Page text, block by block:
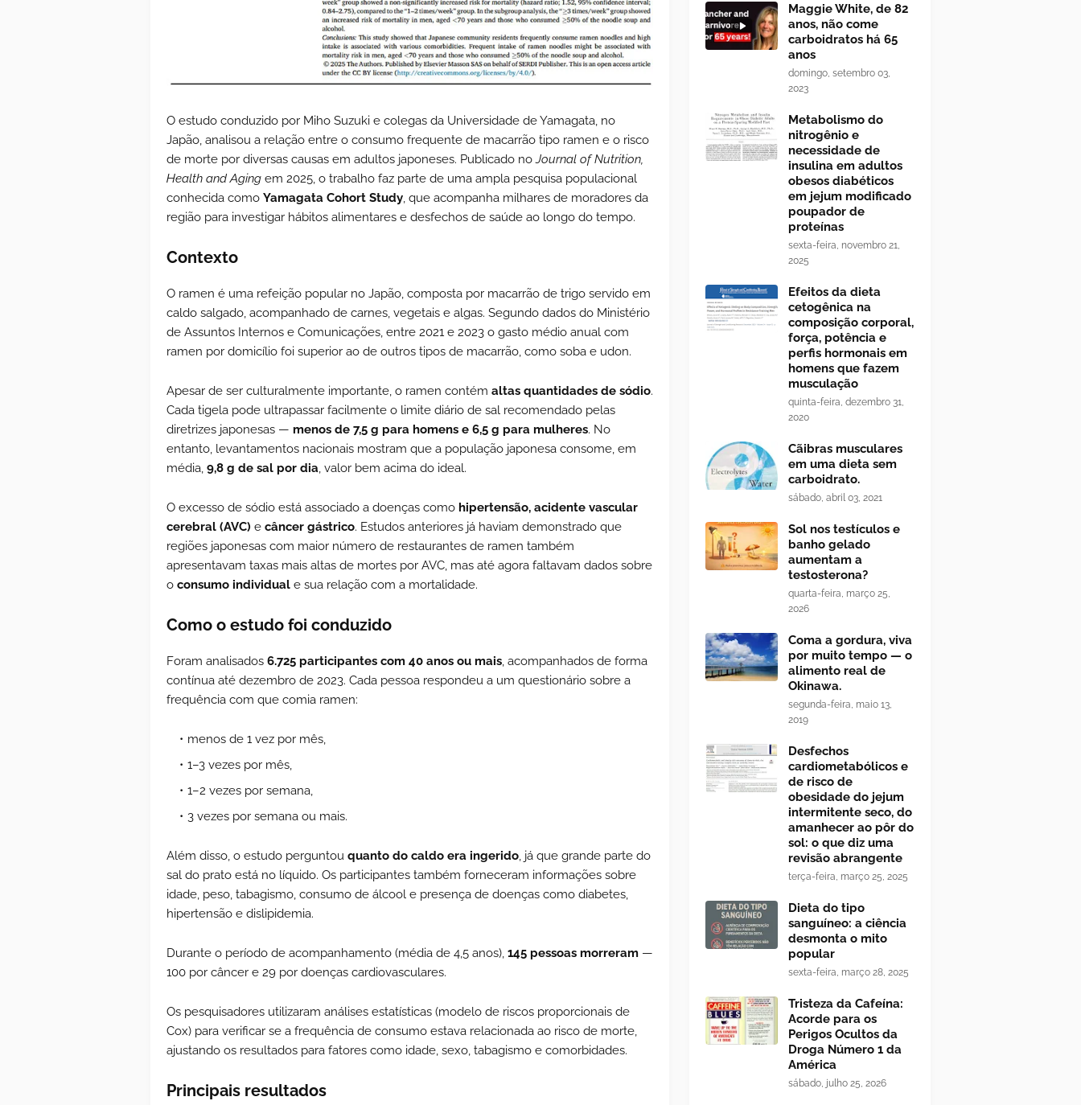
O estudo conduzido por Miho Suzuki e colegas da Universidade de Yamagata, no
Japão, analisou a relação entre o consumo frequente de macarrão tipo ramen e o risco
de morte por diversas causas em adultos japoneses. Publicado noJournal of Nutrition,
Health and Aging em 2025, o trabalho faz parte de uma ampla pesquisa populacional
conhecida como Yamagata Cohort Study, que acompanha milhares de moradores da
região para investigar hábitos alimentares e desfechos de saúde ao longo do tempo.
Contexto
O ramen é uma refeição popular no Japão, composta por macarrão de trigo servido em
caldo salgado, acompanhado de carnes, vegetais e algas. Segundo dados do Ministério
de Assuntos Internos e Comunicações, entre 2021 e 2023 o gasto médio anual com
ramen por domicílio foi superior ao de outros tipos de macarrão, como soba e udon.
Apesar de ser culturalmente importante, o ramen contém altas quantidades de sódio.
Cada tigela pode ultrapassar facilmente o limite diário de sal recomendado pelas
diretrizes japonesas — menos de 7,5 g para homens e 6,5 g para mulheres. No
entanto, levantamentos nacionais mostram que a população japonesa consome, em
média, 9,8 g de sal por dia, valor bem acima do ideal.
O excesso de sódio está associado a doenças como hipertensão, acidente vascular
cerebral (AVC) e câncer gástrico. Estudos anteriores já haviam demonstrado que
regiões japonesas com maior número de restaurantes de ramen também
apresentavam taxas mais altas de mortes por AVC, mas até agora faltavam dados sobre
o consumo individual e sua relação com a mortalidade.
Como o estudo foi conduzido
Foram analisados 6.725 participantes com 40 anos ou mais, acompanhados de forma
contínua até dezembro de 2023. Cada pessoa respondeu a um questionário sobre a
frequência com que comia ramen:
menos de 1 vez por mês,
1–3 vezes por mês,
1–2 vezes por semana,
3 vezes por semana ou mais.
Além disso, o estudo perguntou quanto do caldo era ingerido, já que grande parte do
sal do prato está no líquido. Os participantes também forneceram informações sobre
idade, peso, tabagismo, consumo de álcool e presença de doenças como diabetes,
hipertensão e dislipidemia.
Durante o período de acompanhamento (média de 4,5 anos), 145 pessoas morreram —
100 por câncer e 29 por doenças cardiovasculares.
Os pesquisadores utilizaram análises estatísticas (modelo de riscos proporcionais de
Cox) para verificar se a frequência de consumo estava relacionada ao risco de morte,
ajustando os resultados para fatores como idade, sexo, tabagismo e comorbidades.
Principais resultados
Maggie White, de 82
anos, não come
carboidratos há 65
anos
domingo, setembro 03,
2023
Metabolismo do
nitrogênio e
necessidade de
insulina em adultos
obesos diabéticos
em jejum modificado
poupador de
proteínas
sexta-feira, novembro 21,
2025
Efeitos da dieta
cetogênica na
composição corporal,
força, potência e
perfis hormonais em
homens que fazem
musculação
quinta-feira, dezembro 31,
2020
Cãibras musculares
em uma dieta sem
carboidrato.
sábado, abril 03, 2021
Sol nos testículos e
banho gelado
aumentam a
testosterona?
quarta-feira, março 25,
2026
Coma a gordura, viva
por muito tempo — o
alimento real de
Okinawa.
segunda-feira, maio 13,
2019
Desfechos
cardiometabólicos e
de risco de
obesidade do jejum
intermitente seco, do
amanhecer ao pôr do
sol: o que diz uma
revisão abrangente
terça-feira, março 25, 2025
Dieta do tipo
sanguíneo: a ciência
desmonta o mito
popular
sexta-feira, março 28, 2025
Tristeza da Cafeína:
Acorde para os
Perigos Ocultos da
Droga Número 1 da
América
sábado, julho 25, 2026